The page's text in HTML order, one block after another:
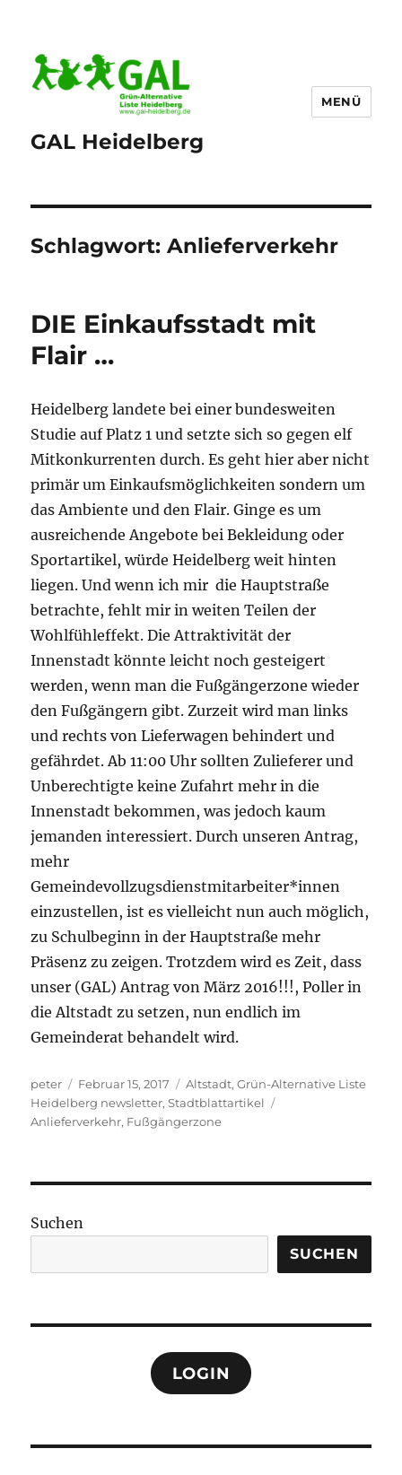
GAL Heidelberg
MENÜ
Schlagwort:Anlieferverkehr
DIE Einkaufsstadt mit
Flair …
Heidelberg landete bei einer bundesweiten
Studie auf Platz 1 und setzte sich so gegen elf
Mitkonkurrenten durch. Es geht hier aber nicht
primär um Einkaufsmöglichkeiten sondern um
das Ambiente und den Flair. Ginge es um
ausreichende Angebote bei Bekleidung oder
Sportartikel, würde Heidelberg weit hinten
liegen. Und wenn ich mir die Hauptstraße
betrachte, fehlt mir in weiten Teilen der
Wohlfühleffekt. Die Attraktivität der
Innenstadt könnte leicht noch gesteigert
werden, wenn man die Fußgängerzone wieder
den Fußgängern gibt. Zurzeit wird man links
und rechts von Lieferwagen behindert und
gefährdet. Ab 11:00 Uhr sollten Zulieferer und
Unberechtigte keine Zufahrt mehr in die
Innenstadt bekommen, was jedoch kaum
jemanden interessiert. Durch unseren Antrag,
mehr
Gemeindevollzugsdienstmitarbeiter*innen
einzustellen, ist es vielleicht nun auch möglich,
zu Schulbeginn in der Hauptstraße mehr
Präsenz zu zeigen. Trotzdem wird es Zeit, dass
unser (GAL) Antrag von März 2016!!!, Poller in
die Altstadt zu setzen, nun endlich im
Gemeinderat behandelt wird.
Autor
peter
Veröffentlicht
am
Februar 15, 2017 Kategorien
Altstadt,Grün-Alternative Liste
Heidelberg newsletter,Stadtblattartikel
Anlieferverkehr, Fußgängerzone
Suchen
SUCHEN
LOGIN